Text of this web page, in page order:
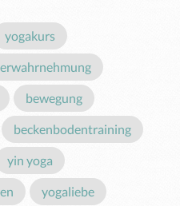
yogakurs
bewegung
beckenbodentraining
yin yoga
yogaliebe